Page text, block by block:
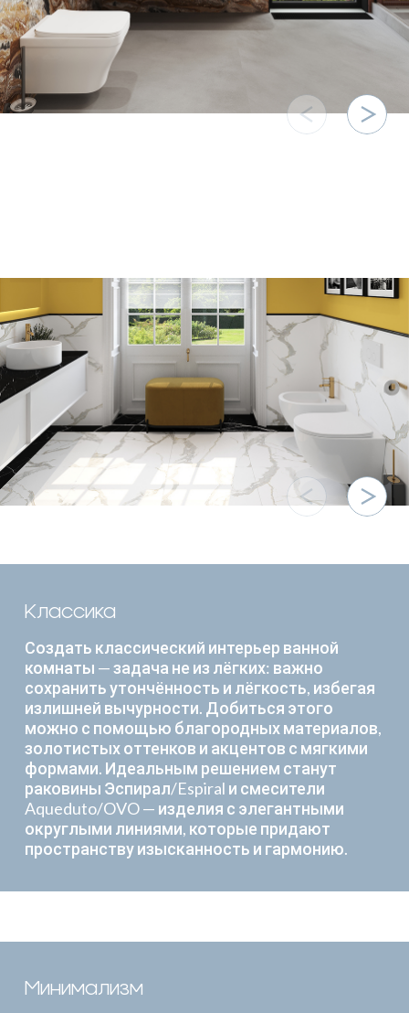
Классика
Создать классический интерьер ванной
комнаты — задача не из лёгких: важно
сохранить утончённость и лёгкость, избегая
излишней вычурности. Добиться этого
можно с помощью благородных материалов,
золотистых оттенков и акцентов с мягкими
формами. Идеальным решением станут
раковины Эспирал/Espiral и смесители
Aqueduto/OVO — изделия с элегантными
округлыми линиями, которые придают
пространству изысканность и гармонию.
Минимализм